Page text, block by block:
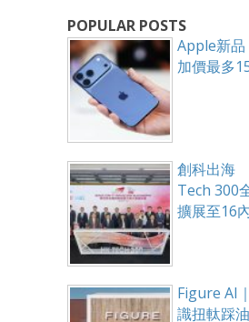
POPULAR POSTS
Apple新
加價最多
創科出海
Tech 300
擴展至16
Figure AI
識扭軚踩油